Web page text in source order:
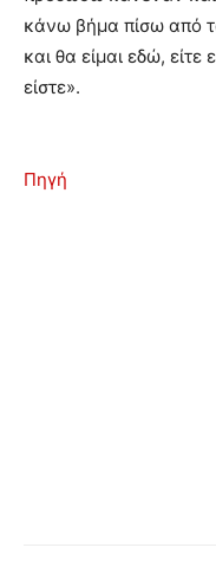
κάνω βήμα πίσω από
και θα είμαι εδώ, είτε
είστε».
Πηγή